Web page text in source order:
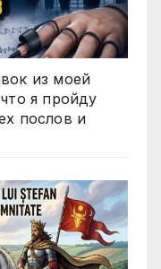
из моей
я пройду
послов и